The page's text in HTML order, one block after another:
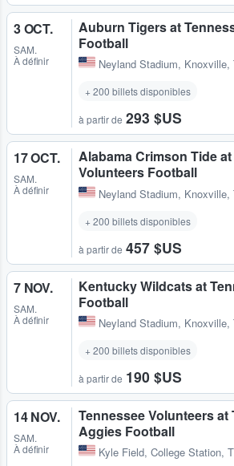
3 OCT.
SAM.
À définir
Auburn Tigers at
Football
Neyland Stadium, Knoxville,
+ 200 billets disponibles
à partir de 293 $US
17 OCT.
SAM.
À définir
Alabama Crimson Tide
Volunteers Football
Neyland Stadium, Knoxville,
+ 200 billets disponibles
à partir de 457 $US
7 NOV.
SAM.
À définir
Kentucky Wildcats at
Football
Neyland Stadium, Knoxville,
+ 200 billets disponibles
à partir de 190 $US
14 NOV.
SAM.
À définir
Tennessee Volunteers at
Aggies Football
Kyle Field, College Station,